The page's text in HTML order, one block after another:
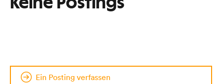
Keine Postings
Ein Posting verfassen